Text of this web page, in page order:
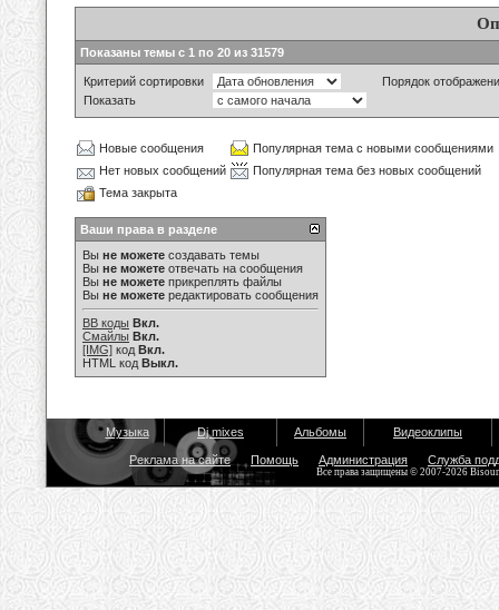
Показаны темы с 1 по 20 из 31579
Критерий сортировки
Порядок
Показать
Новые сообщения
Популярная тема с новыми сообщениями
Нет новых сообщений
Популярная тема без новых сообщений
Тема закрыта
Ваши права в разделе
Вы не можете создавать темы
Вы не можете отвечать на сообщения
Вы не можете прикреплять файлы
Вы не можете редактировать сообщения
BB коды Вкл.
Смайлы Вкл.
[IMG] код Вкл.
HTML код Выкл.
Музыка Dj mixes Альбомы Видеоклипы
Реклама на сайте Помощь Администрация Служба
Все права защищены © 2007-2026